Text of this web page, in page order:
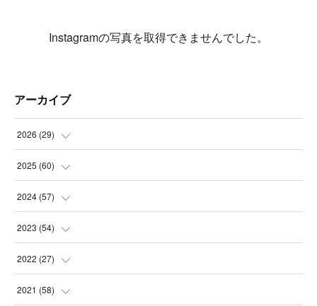
Instagramの写真を取得できませんでした。
アーカイブ
2026 (29)
(5
(3
(7
(6
2025 (60)
(3
(3
(3
(2
2024 (57)
(4
(5
(2
2023 (54)
(6
(8
2022 (27)
(1
2021 (58)